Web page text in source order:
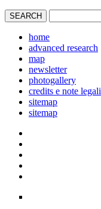
home
advanced research
map
newsletter
photogallery
credits e note legali
sitemap
sitemap